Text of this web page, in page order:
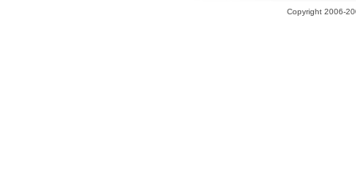
Copyright 2006-